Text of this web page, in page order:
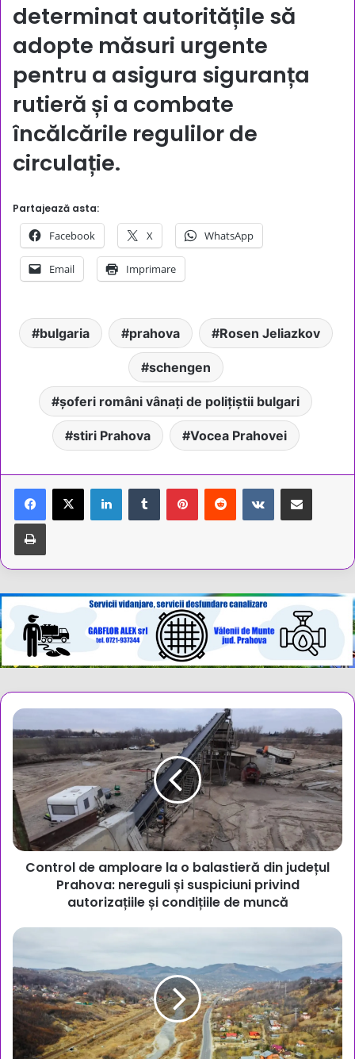
determinat autoritățile să
adopte măsuri urgente
pentru a asigura siguranța
rutieră și a combate
încălcările regulilor de
circulație.
Partajează asta:
Facebook X WhatsApp
Email Imprimare
bulgaria prahova Rosen Jeliazkov
schengen
șoferi români vânați de polițiștii bulgari
stiri Prahova Vocea Prahovei
LinkedInTumblr PinterestReddit VKontakteShare via Email
Tipărește
Control
de
la
o
balastieră
din
județul
Prahova:
nereguli
autorizațiile
condițiile
de
muncă
Control de amploare la o balastieră din județul
Prahova: nereguli și suspiciuni privind
autorizațiile și condițiile de muncă
Autostrada
–
Brașov:
Proiectul
a
fost
preluat